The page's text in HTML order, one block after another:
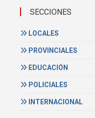
SECCIONES
LOCALES
PROVINCIALES
EDUCACIÓN
POLICIALES
INTERNACIONAL